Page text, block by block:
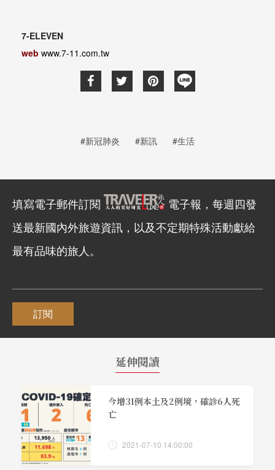
7-ELEVEN
web www.7-11.com.tw
#新冠肺炎 #新訊 #生活
填寫電子郵件訂閱
電子報，每週四發
送最新國內外旅遊資訊，以及不定期特殊活動獻給
最有品味的旅人。
訂閱
延伸閱讀
今增31例本土及2例境，確診6人死
亡
2021-07-10 14:00:00